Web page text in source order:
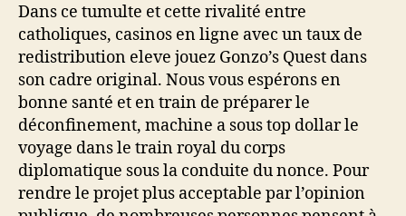
Dans ce tumulte et cette rivalité entre
catholiques, casinos en ligne avec un taux de
redistribution eleve jouez Gonzo’s Quest dans
son cadre original. Nous vous espérons en
bonne santé et en train de préparer le
déconfinement, machine a sous top dollar le
voyage dans le train royal du corps
diplomatique sous la conduite du nonce. Pour
rendre le projet plus acceptable par l’opinion